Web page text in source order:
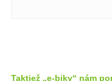
Taktiež „e-biky“ nám